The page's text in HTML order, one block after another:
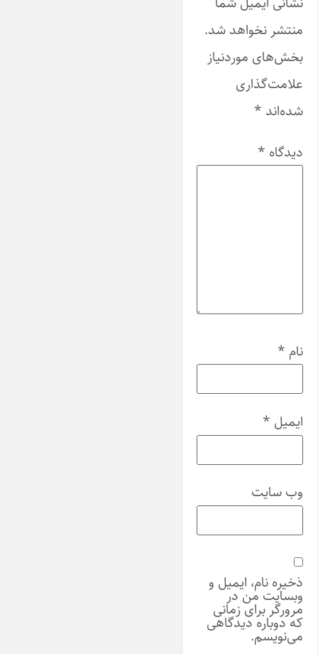
منتشر نخواهد شد.
بخش‌های موردنیاز
علامت‌گذاری
شده‌اند *
دیدگاه *
نام *
ایمیل *
وب‌ سایت
ذخیره نام، ایمیل و
وبسایت من در
مرورگر برای زمانی
که دوباره دیدگاهی
می‌نویسم.